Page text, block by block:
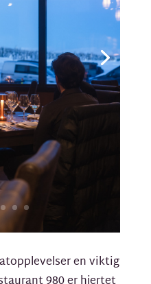
en viktig